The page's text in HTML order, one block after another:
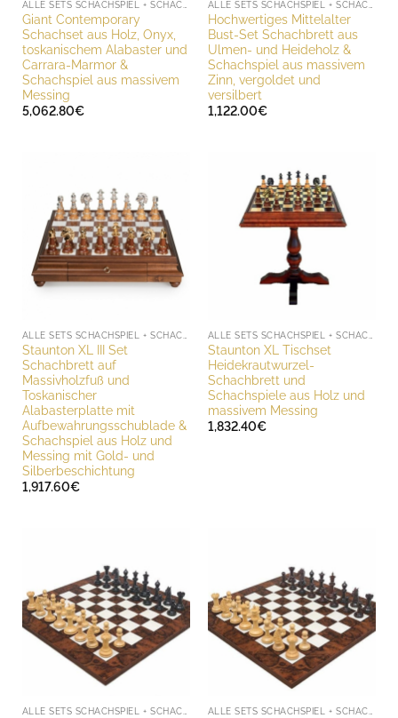
Giant Contemporary
Schachset aus Holz, Onyx,
toskanischem Alabaster und
Carrara-Marmor &
Schachspiel aus massivem
Messing
5,062.80€
Hochwertiges Mittelalter
Bust-Set Schachbrett aus
Ulmen- und Heideholz &
Schachspiel aus massivem
Zinn, vergoldet und
versilbert
1,122.00€
Staunton XL III Set
Schachbrett auf
Massivholzfuß und
Toskanischer
Alabasterplatte mit
Aufbewahrungsschublade &
Schachspiel aus Holz und
Messing mit Gold- und
Silberbeschichtung
1,917.60€
Staunton XL Tischset
Heidekrautwurzel-
Schachbrett und
Schachspiele aus Holz und
massivem Messing
1,832.40€